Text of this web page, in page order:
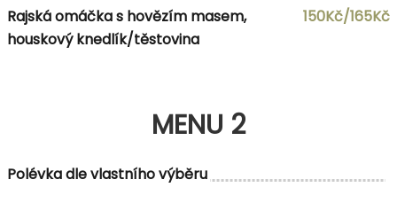
Rajská omáčka s hovězím masem,
houskový knedlík/těstovina
150Kč/165Kč
MENU 2
Polévka dle vlastního výběru